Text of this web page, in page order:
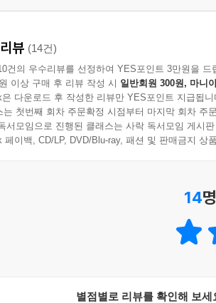
뷰 (14건)
건의 우수리뷰를 선정하여 YES포인트 3만원을 드
이상 구매 후 리뷰 작성 시 일반회원 300원, 마니
은 다운로드 후 작성한 리뷰만 YES포인트 지급됩니
는 첫번째 회차 주문확정 시점부터 마지막 회차 주
서모임으로 진행된 클래스는 사락 독서모임 게시
페이백, CD/LP, DVD/Blu-ray, 패션 및 판매금지 상
14
별점별로 리뷰를 확인해 보세